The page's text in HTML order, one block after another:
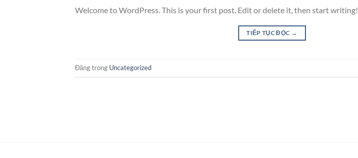
Welcome to WordPress. This is your first post. Edit or delete it, then start writing!
TIẾP TỤC ĐỌC →
Đăng trong Uncategorized